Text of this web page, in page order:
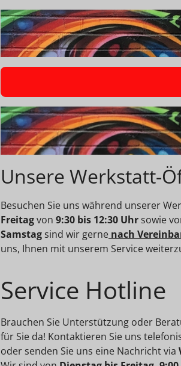
Unsere Werkstatt-
Besuchen Sie uns während unserer
Freitagvon 9:30 bis 12:30 Uhr sowie
Samstag sind wir gerne nach
uns, Ihnen mit unserem Service
Service Hotline
Brauchen Sie Unterstützung oder
für Sie da! Kontaktieren Sie uns
oder senden Sie uns eine Nachricht via